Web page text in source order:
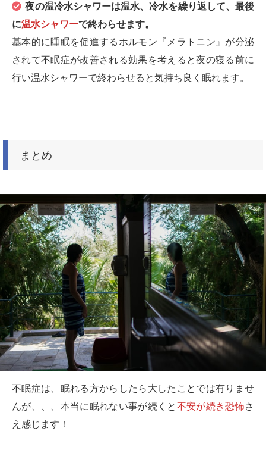
夜の温冷水シャワーは温水、冷水を繰り返して、最後
に温水シャワーで終わらせます。
基本的に睡眠を促進するホルモン『メラトニン』が分泌
されて不眠症が改善される効果を考えると夜の寝る前に
行い温水シャワーで終わらせると気持ち良く眠れます。
まとめ
不眠症は、眠れる方からしたら大したことでは有りませ
んが、、、本当に眠れない事が続くと 不安が続き恐怖さ
え感じます！